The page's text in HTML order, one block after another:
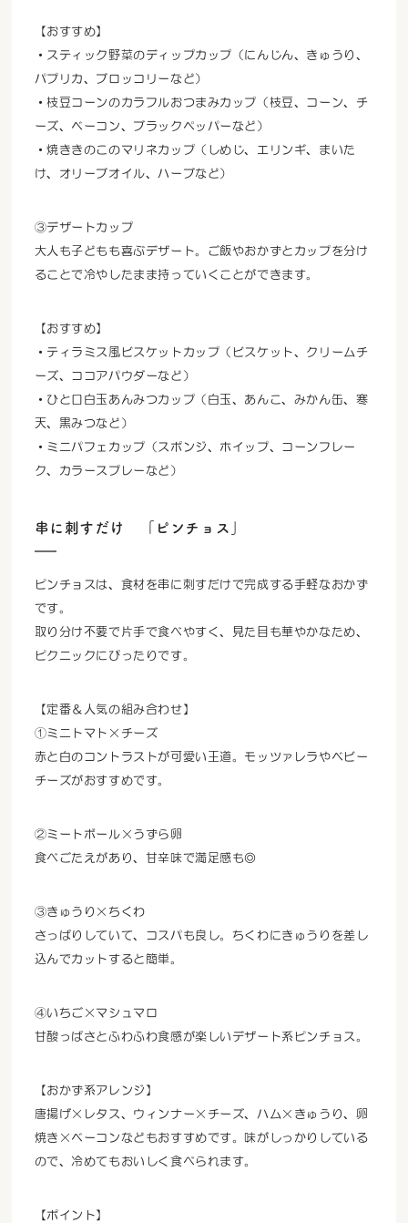
【おすすめ】
・スティック野菜のディップカップ（にんじん、きゅうり、
パプリカ、ブロッコリーなど）
・枝豆コーンのカラフルおつまみカップ（枝豆、コーン、チ
ーズ、ベーコン、ブラックペッパーなど）
・焼ききのこのマリネカップ（しめじ、エリンギ、まいた
け、オリーブオイル、ハーブなど）
③デザートカップ
大人も子どもも喜ぶデザート。ご飯やおかずとカップを分け
ることで冷やしたまま持っていくことができます。
【おすすめ】
・ティラミス風ビスケットカップ（ビスケット、クリームチ
ーズ、ココアパウダーなど）
・ひと口白玉あんみつカップ（白玉、あんこ、みかん缶、寒
天、黒みつなど）
・ミニパフェカップ（スポンジ、ホイップ、コーンフレー
ク、カラースプレーなど）
串に刺すだけ 「ピンチョス」
ピンチョスは、食材を串に刺すだけで完成する手軽なおかず
です。
取り分け不要で片手で食べやすく、見た目も華やかなため、
ピクニックにぴったりです。
【定番＆人気の組み合わせ】
①ミニトマト×チーズ
赤と白のコントラストが可愛い王道。モッツァレラやベビー
チーズがおすすめです。
②ミートボール×うずら卵
食べごたえがあり、甘辛味で満足感も◎
③きゅうり×ちくわ
さっぱりしていて、コスパも良し。ちくわにきゅうりを差し
込んでカットすると簡単。
④いちご×マシュマロ
甘酸っぱさとふわふわ食感が楽しいデザート系ピンチョス。
【おかず系アレンジ】
唐揚げ×レタス、ウィンナー×チーズ、ハム×きゅうり、卵
焼き×ベーコンなどもおすすめです。味がしっかりしている
ので、冷めてもおいしく食べられます。
【ポイント】